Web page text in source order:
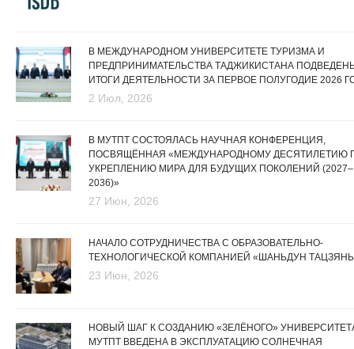
В МЕЖДУНАРОДНОМ УНИВЕРСИТЕТЕ ТУРИЗМА И
ПРЕДПРИНИМАТЕЛЬСТВА ТАДЖИКИСТАНА
ИТОГИ ДЕЯТЕЛЬНОСТИ ЗА ПЕРВОЕ ПОЛУГОДИЕ 2026
2 Июл, 2026
В МУТПТ СОСТОЯЛАСЬ НАУЧНАЯ КОНФЕРЕНЦИЯ,
ПОСВЯЩЁННАЯ «МЕЖДУНАРОДНОМУ ДЕСЯТИЛЕТИЮ
УКРЕПЛЕНИЮ МИРА ДЛЯ БУДУЩИХ ПОКОЛЕНИЙ (2027–
2036)»
27 Июн, 2026
НАЧАЛО СОТРУДНИЧЕСТВА С ОБРАЗОВАТЕЛЬНО-
ТЕХНОЛОГИЧЕСКОЙ КОМПАНИЕЙ «ШАНЬДУН
23 Июн, 2026
НОВЫЙ ШАГ К СОЗДАНИЮ «ЗЕЛЁНОГО»
МУТПТ ВВЕДЕНА В ЭКСПЛУАТАЦИЮ СОЛНЕЧНАЯ